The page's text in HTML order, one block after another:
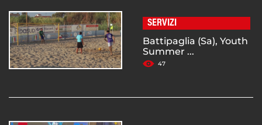
SERVIZI
Battipaglia (Sa), Youth
Summer ...
47